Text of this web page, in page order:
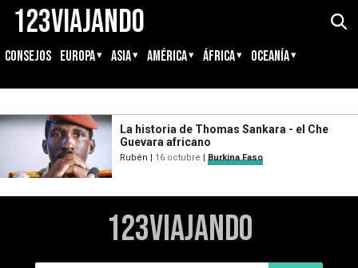
123Viajando
CONSEJOS EUROPA ASIA AMÉRICA ÁFRICA OCEANÍA
La historia de Thomas Sankara - el Che
Guevara africano
Rubén | 16 octubre | Burkina Faso
123Viajando